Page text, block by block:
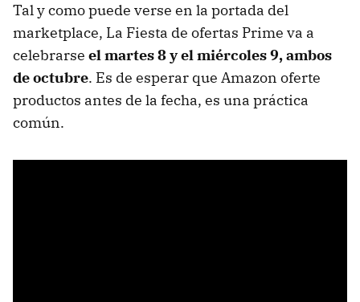
Tal y como puede verse en la portada del
marketplace, La Fiesta de ofertas Prime va a
celebrarse el martes 8 y el miércoles 9, ambos
de octubre. Es de esperar que Amazon oferte
productos antes de la fecha, es una práctica
común.